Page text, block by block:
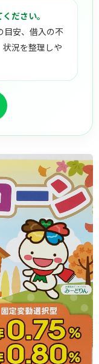
ださい。
目安、借入の不
況を整理しや